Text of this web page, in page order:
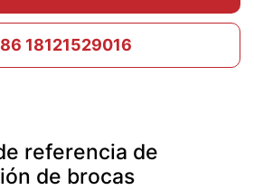
18121529016
referencia de
de brocas